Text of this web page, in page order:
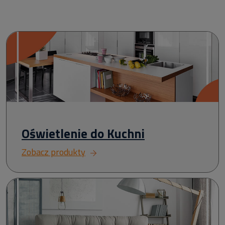
Oświetlenie do Kuchni
Zobacz produkty